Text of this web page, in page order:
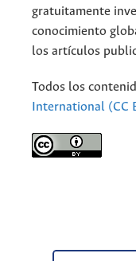
gratuitamente
conocimiento
los artículos
Todos los
International (CC